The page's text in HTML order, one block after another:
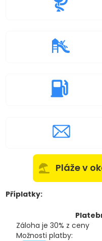
Pláže v
Příplatky:
Záloha je 30% z ceny
Možnosti platby: